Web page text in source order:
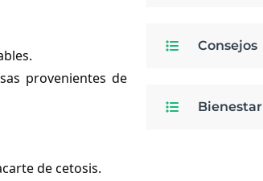
provenientes de
de cetosis.
Consejos
Bienestar